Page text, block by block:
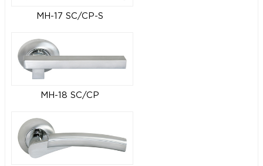
MH-17 SC/CP-S
MH-18 SC/CP